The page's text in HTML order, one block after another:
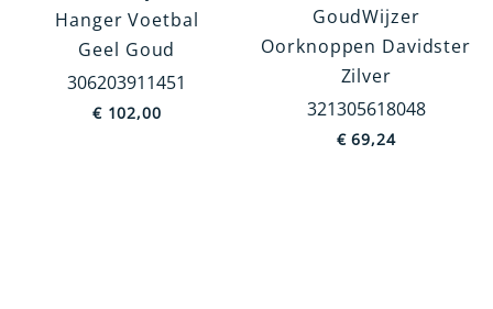
Hanger Voetbal
Geel Goud
306203911451
€102,00
GoudWijzer
Oorknoppen Davidster
Zilver
321305618048
€69,24